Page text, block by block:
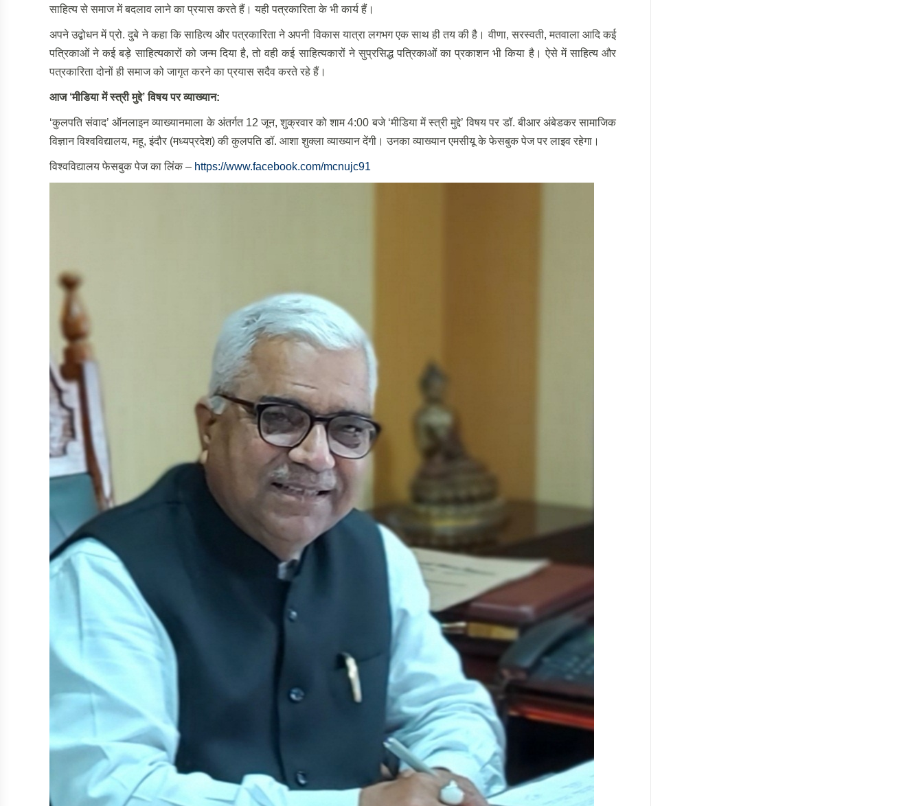
साहित्य से समाज में बदलाव लाने का प्रयास करते हैं। यही पत्रकारिता के भी कार्य हैं।
अपने उद्बोधन में प्रो. दुबे ने कहा कि साहित्य और पत्रकारिता ने अपनी विकास यात्रा लगभग एक साथ ही तय की है। वीणा, सरस्वती, मतवाला आदि कई
पत्रिकाओं ने कई बड़े साहित्यकारों को जन्म दिया है, तो वही कई साहित्यकारों ने सुप्रसिद्ध पत्रिकाओं का प्रकाशन भी किया है। ऐसे में साहित्य और
पत्रकारिता दोनों ही समाज को जागृत करने का प्रयास सदैव करते रहे हैं।
आज ‘मीडिया में स्त्री मुद्दे’विषय पर व्याख्यान:
‘कुलपति संवाद’ ऑनलाइन व्याख्यानमाला के अंतर्गत 12 जून, शुक्रवार को शाम 4:00 बजे ‘मीडिया में स्त्री मुद्दे’ विषय पर डॉ. बीआर अंबेडकर सामाजिक
विज्ञान विश्वविद्यालय, महू, इंदौर (मध्यप्रदेश) की कुलपति डॉ. आशा शुक्ला व्याख्यान देंगी। उनका व्याख्यान एमसीयू के फेसबुक पेज पर लाइव रहेगा।
विश्वविद्यालय फेसबुक पेज का लिंक – https://www.facebook.com/mcnujc91